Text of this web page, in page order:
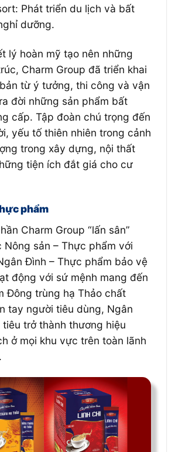
Phát triển du lịch và bất
dưỡng.
lý hoàn mỹ tạo nên những
Charm Group đã triển khai
từ ý tưởng, thi công và vận
đời những sản phẩm bất
cấp. Tập đoàn chú trọng đến
yếu tố thiên nhiên trong cảnh
trong xây dựng, nội thất
tiện ích đắt giá cho cư
phẩm
Charm Group “lấn sân”
sản – Thực phẩm với
Đình – Thực phẩm bảo vệ
động với sứ mệnh mang đến
Đông trùng hạ Thảo chất
tay người tiêu dùng, Ngân
trở thành thương hiệu
ở mọi khu vực trên toàn lãnh